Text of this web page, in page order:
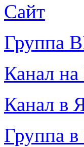
Сайт
Группа
Канал
Канал в
Группа